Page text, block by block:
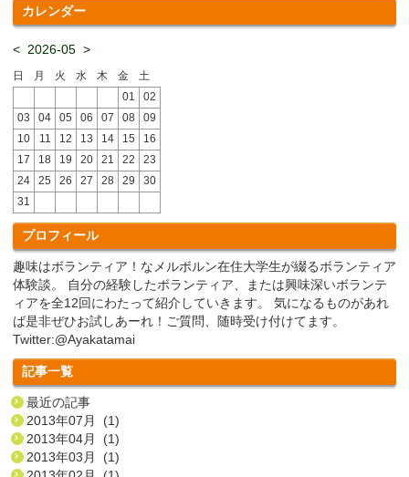
カレンダー
< 2026-05 >
日 月 火 水 木 金
土
01
02
03
04 05 06 07 08
09
10
11 12 13 14 15
16
17
18 19 20 21 22
23
24
25 26 27 28 29
30
31
プロフィール
趣味はボランティア！なメルボルン在住大学生が綴るボランティア
体験談。 自分の経験したボランティア、または興味深いボランテ
ィアを全12回にわたって紹介していきます。 気になるものがあれ
ば是非ぜひお試しあーれ！ご質問、随時受け付けてます。
Twitter:@Ayakatamai
記事一覧
最近の記事
2013年07月 (1)
2013年04月 (1)
2013年03月 (1)